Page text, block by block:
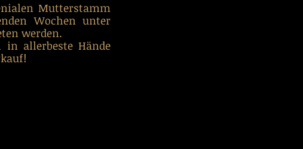
Mutterstamm
werden.
in allerbeste Hände